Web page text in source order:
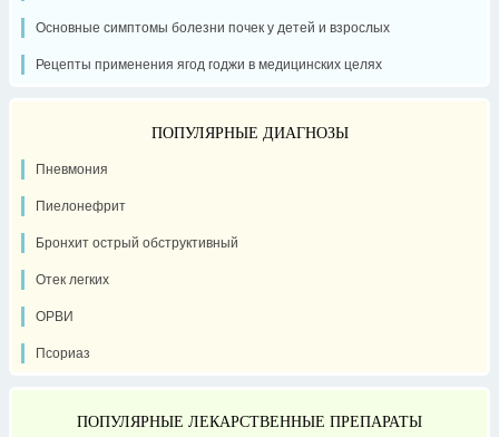
Основные симптомы болезни почек у детей и взрослых
Рецепты применения ягод годжи в медицинских целях
ПОПУЛЯРНЫЕ ДИАГНОЗЫ
Пневмония
Пиелонефрит
Бронхит острый обструктивный
Отек легких
ОРВИ
Псориаз
ПОПУЛЯРНЫЕ ЛЕКАРСТВЕННЫЕ ПРЕПАРАТЫ